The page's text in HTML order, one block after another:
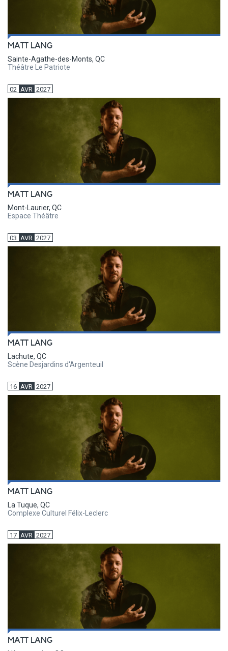
MATT LANG
Sainte-Agathe-des-Monts, QC
Théâtre Le Patriote
02 AVR 2027
MATT LANG
Mont-Laurier, QC
Espace Théâtre
03 AVR 2027
MATT LANG
Lachute, QC
Scène Desjardins d'Argenteuil
16 AVR 2027
MATT LANG
La Tuque, QC
Complexe Culturel Félix-Leclerc
17 AVR 2027
MATT LANG